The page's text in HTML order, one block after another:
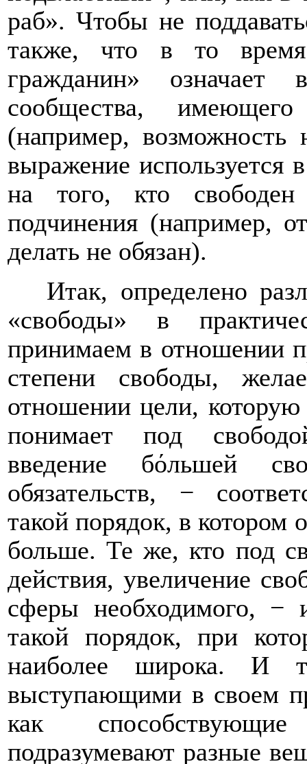
раб». Чтобы не
также, что в то
гражданин» означает
сообщества,
(например,
выражение используется
на того, кто свободен
подчинения (например,
делать не обязан).
Итак, определено
«свободы» в
принимаем в отношении
степени свободы,
отношении цели,
понимает под
введение бόльшей
обязательств, −
такой порядок, в котором
больше. Те же, кто под
действия, увеличение
сферы необходимого, −
такой порядок, при
наиболее широка. И
выступающими в своем
как
подразумевают разные